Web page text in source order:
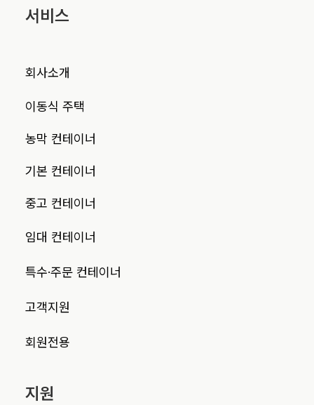
서비스
회사소개
이동식 주택
농막 컨테이너
기본 컨테이너
중고 컨테이너
임대 컨테이너
특수·주문 컨테이너
고객지원
회원전용
지원